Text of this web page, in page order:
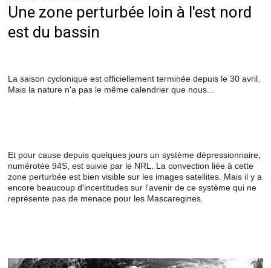
Une zone perturbée loin à l'est nord
est du bassin
La saison cyclonique est officiellement terminée depuis le 30 avril.
Mais la nature n'a pas le même calendrier que nous...
Et pour cause depuis quelques jours un système dépressionnaire,
numérotée 94S, est suivie par le NRL. La convection liée à cette
zone perturbée est bien visible sur les images satellites. Mais il y a
encore beaucoup d'incertitudes sur l'avenir de ce système qui ne
représente pas de menace pour les Mascaregines.